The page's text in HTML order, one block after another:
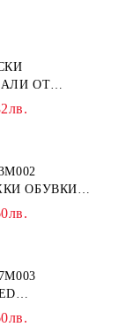
ОТ
БЕЖОВИ
ЗА